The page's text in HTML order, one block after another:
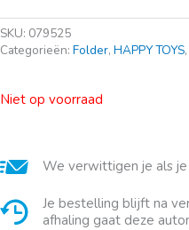
SKU: 079525
Categorieën: Folder, HAPPY TOYS,
Niet op voorraad
We verwittigen je als
Je bestelling blijft na
afhaling gaat deze